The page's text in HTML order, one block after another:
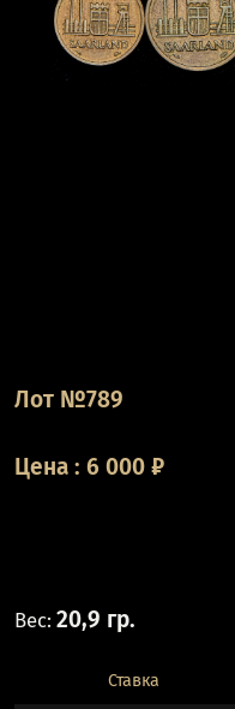
Лот №789
Цена : 6 000 ₽
Вес: 20,9 гр.
Ставка